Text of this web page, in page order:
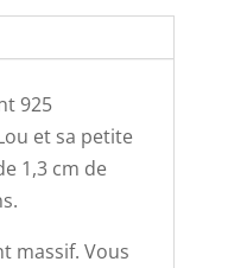
925
et sa petite
1,3 cm de
massif. Vous